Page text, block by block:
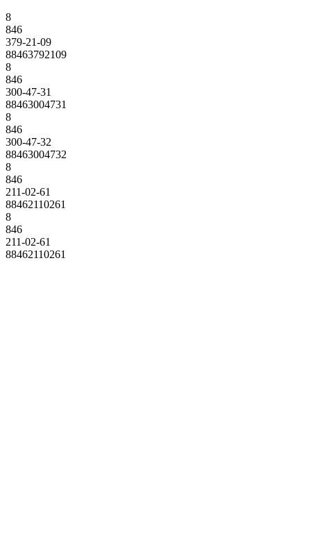
8
846
379-21-09
88463792109
8
846
300-47-31
88463004731
8
846
300-47-32
88463004732
8
846
211-02-61
88462110261
8
846
211-02-61
88462110261